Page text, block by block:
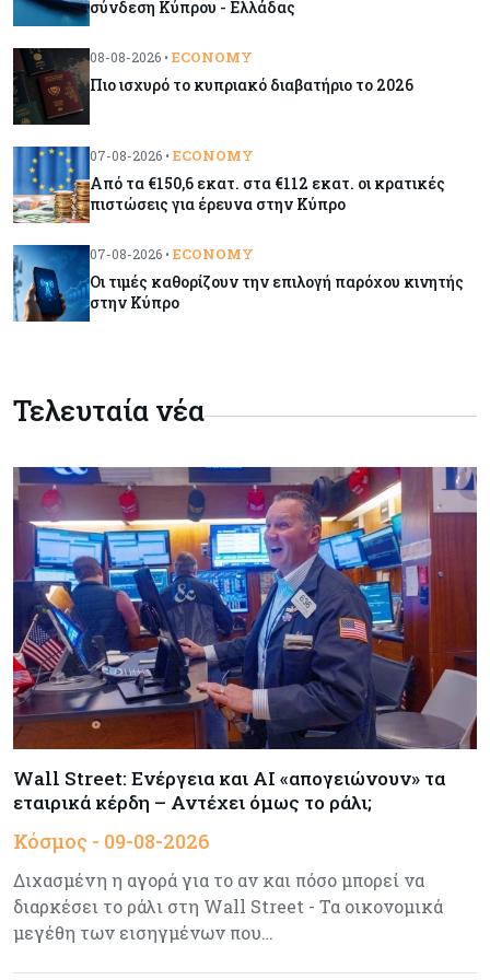
Ορμούζ: Το Ιράν «φρενάρει» το άνοιγμα των
σύνδεση Κύπρου - Ελλάδας
Golden Fleet: Τα νέα θωρηκτά του Τραμπ που
προκαλούν αντιδράσεις και ο λογαριασμός –
μαμούθ
ουρανοξύστες
Κόσμος 09-08-2026
Πώς οι big tech εκτόξευσαν την
κεφαλαιοποίηση του Nasdaq 100 κατά $3,5 τρισ.
Αρθρογραφία 09-08-2026
Η επενδυτική κουλτούρα που λείπει από την
Κύπρο
Τουρισμός 09-08-2026
Στη σκανδιναβική αγορά ποντάρει η Κύπρος για
Ενέργεια: Στερεύουν τα αποθέματα της
Ευρώπης - Τι θα γίνει τον χειμώνα
Ενέργεια
Η χώρα με τα περισσότερα φωτοβολταϊκά στις
σύνδεση Κύπρου - Ελλάδας
08-08-2026 • ECONOMY
Πιο ισχυρό το κυπριακό διαβατήριο το 2026
07-08-2026 • ECONOMY
Από τα €150,6 εκατ. στα €112 εκατ. οι κρατικές
πιστώσεις για έρευνα στην Κύπρο
07-08-2026 • ECONOMY
Οι τιμές καθορίζουν την επιλογή παρόχου κινητής
στην Κύπρο
Τελευταία νέα
Wall Street: Ενέργεια και AI «απογειώνουν» τα
εταιρικά κέρδη – Αντέχει όμως το ράλι;
Κόσμος - 09-08-2026
Διχασμένη η αγορά για το αν και πόσο μπορεί να
διαρκέσει το ράλι στη Wall Street - Τα οικονομικά
μεγέθη των εισηγμένων που…